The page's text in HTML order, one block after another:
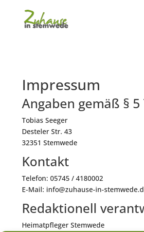
Impressum
Angaben gemäß § 5
Tobias Seeger
Desteler Str. 43
32351 Stemwede
Kontakt
Telefon: 05745 / 4180002
E-Mail: info@zuhause-in-
Redaktionell
Heimatpfleger Stemwede